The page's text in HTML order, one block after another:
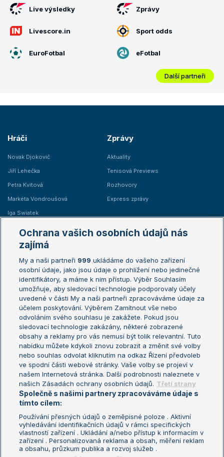
Live výsledky Zprávy
Livescore.in Sport odds
EuroFotbal eFotbal
Další partneři
Hráči
Novak Djokovič
Jiří Lehečka
Petra Kvitová
Markéta Vondroušová
Iga Swiatek
Zprávy
Aktuality
Tenisová Previews
Rozhovory
Express zprávy
Žebříčky
Žebříček ATP (muži)
Žebříček WTA (ženy)
Sázkařský žebříček
Australian Open
French Open
Wimbledon
US Open
Turnaj mistrů
Turnaj mistryň
Aktualní trendy
Fotbalové přestupy
Livesport Daily
LS Prague Open
Podmínky užití
Nastavení soukromí
GDPR a žurnalistika
Reklama
Informace o zpracování osobních
Ochrana vašich osobních údajů nás
zajímá
My a naši partneři 999 ukládáme do vašeho zařízení
osobní údaje, jako jsou údaje o prohlížení nebo jedinečné
identifikátory, a máme k nim přístup. Výběr Souhlasím
umožňuje, aby sledovací technologie podporovaly účely
uvedené v části My a naši partneři zpracováváme údaje za
účelem poskytování. Výběrem Zamítnout vše nebo
odvoláním svého souhlasu je zakážete. Pokud jsou
sledovací technologie zakázány, některé zobrazené
obsahy a reklamy pro vás nemusí být tolik relevantní. Tuto
nabídku můžete kdykoli znovu zobrazit a změnit své volby
nebo souhlas odvolat kliknutím na odkaz Řízení předvoleb
ve spodní části webové stránky. Vaše volby se projeví v
našem Internetová stránka. Další podrobnosti naleznete v
našich Zásadách ochrany osobních údajů. Třetí strany
Společně s našimi partnery zpracováváme údaje s
tímto cílem:
Používání přesných údajů o zeměpisné poloze . Aktivní
vyhledávání identifikačních údajů v rámci specifických
vlastností zařízení . Ukládání a/nebo přístup k informacím v
zařízení . Personalizovaná reklama a obsah, měření reklam
a obsahu, průzkum publika a rozvoj služeb .